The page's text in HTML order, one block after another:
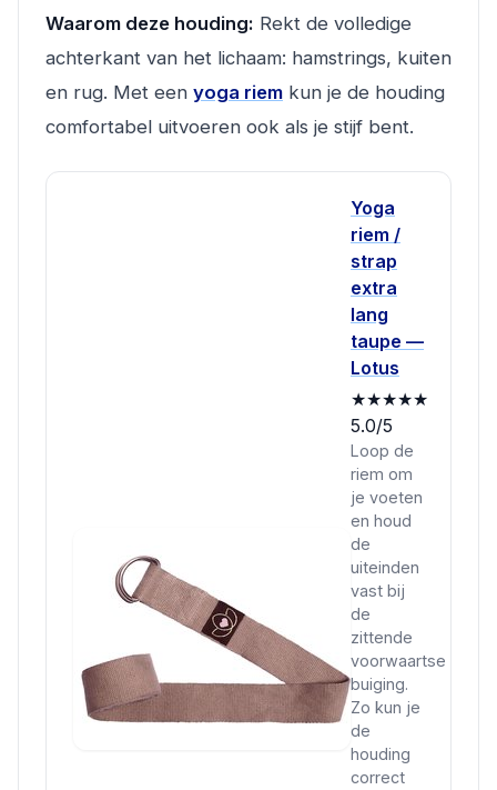
Waarom deze houding: Rekt de volledige
achterkant van het lichaam: hamstrings, kuiten
en rug. Met een yoga riem kun je de houding
comfortabel uitvoeren ook als je stijf bent.
Yoga
riem /
strap
extra
lang
taupe —
Lotus
★★★★★
5.0/5
Loop de
riem om
je voeten
en houd
de
uiteinden
vast bij
de
zittende
voorwaartse
buiging.
Zo kun je
de
houding
correct